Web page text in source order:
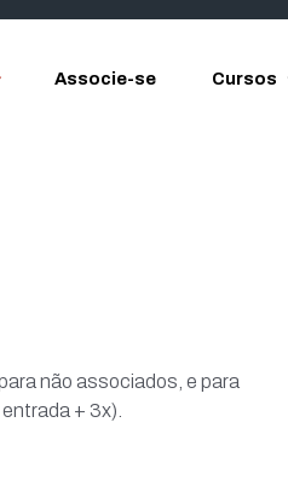
Associe-se Cursos
não associados, e para
+ 3x).